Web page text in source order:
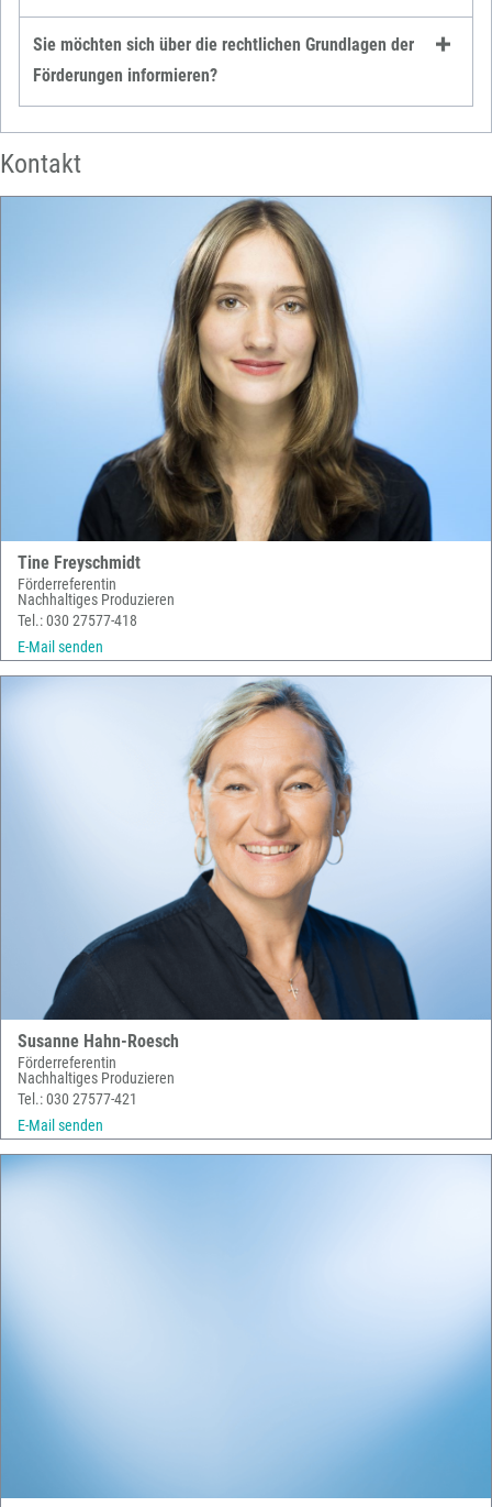
Sie möchten sich über die rechtlichen Grundlagen der
Förderungen informieren?
Kontakt
Tine Freyschmidt
Förderreferentin
Nachhaltiges Produzieren
Tel.: 030 27577-418
E-Mail senden
Susanne Hahn-Roesch
Förderreferentin
Nachhaltiges Produzieren
Tel.: 030 27577-421
E-Mail senden